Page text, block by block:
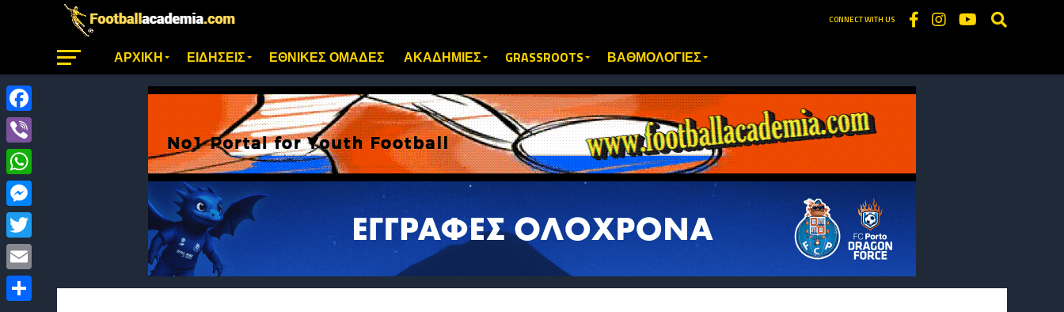
CONNECT WITH US
ΑΡΧΙΚΗ ΕΙΔΗΣΕΙΣ ΕΘΝΙΚΕΣ ΟΜΑΔΕΣ ΑΚΑΔΗΜΙΕΣ GRASSROOTS ΒΑΘΜΟΛΟΓΙΕΣ
Facebook
Viber
WhatsApp
Messenger
Twitter
Email